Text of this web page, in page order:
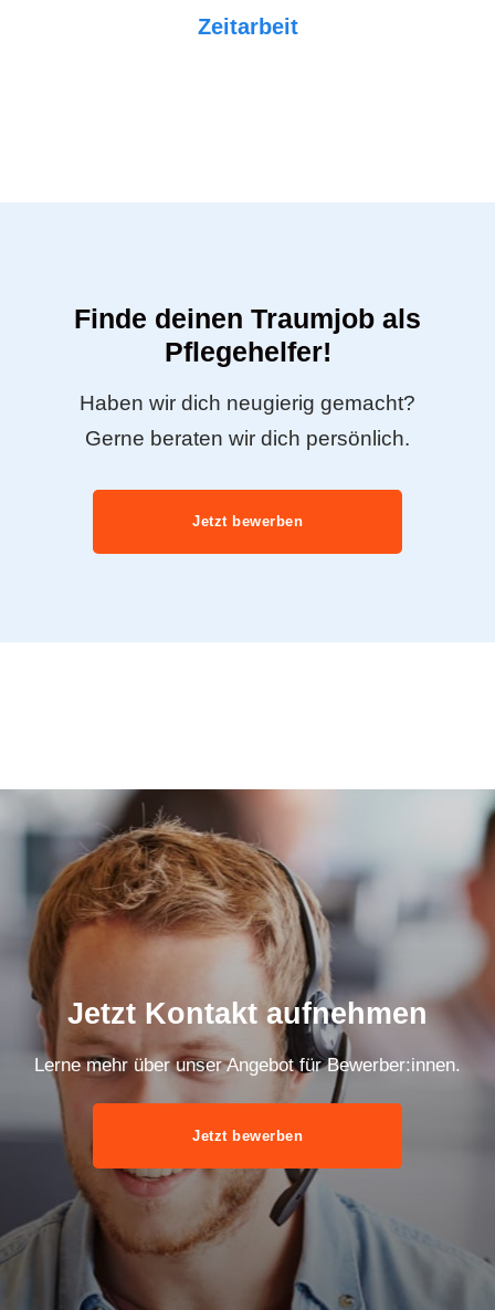
Zeitarbeit
Finde deinen Traumjob als
Pflegehelfer!
Haben wir dich neugierig gemacht?
Gerne beraten wir dich persönlich.
Jetzt bewerben
Jetzt Kontakt aufnehmen
Lerne mehr über unser Angebot für Bewerber:innen.
Jetzt bewerben